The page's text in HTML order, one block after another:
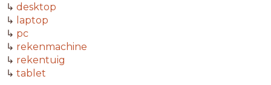
↳ desktop
↳ laptop
↳ pc
↳ rekenmachine
↳ rekentuig
↳ tablet